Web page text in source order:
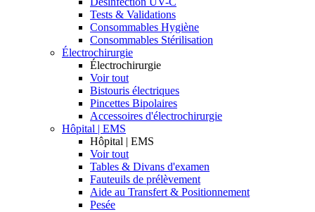
Tests & Validations
Consommables Hygiène
Consommables Stérilisation
Électrochirurgie
Électrochirurgie
Voir tout
Bistouris électriques
Pincettes Bipolaires
Accessoires d'électrochirurgie
Hôpital | EMS
Hôpital | EMS
Voir tout
Tables & Divans d'examen
Fauteuils de prélèvement
Aide au Transfert & Positionnement
Pesée